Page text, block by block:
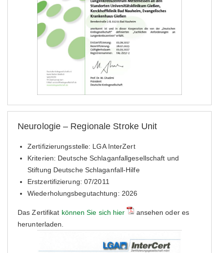
Neurologie – Regionale Stroke Unit
Zertifizierungsstelle: LGA InterZert
Kriterien: Deutsche Schlaganfallgesellschaft und
Stiftung Deutsche Schlaganfall-Hilfe
Erstzertifizierung: 07/2011
Wiederholungsbegutachtung: 2026
Das Zertifikat können Sie sich hier
ansehen oder es
herunterladen.